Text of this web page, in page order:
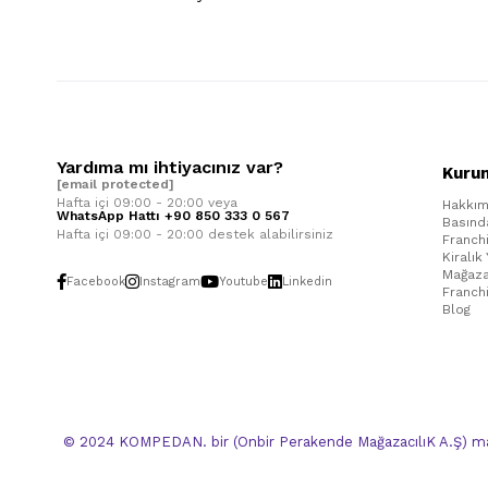
Yardıma mı ihtiyacınız var?
[email protected]
Hafta içi 09:00 - 20:00 veya
WhatsApp Hattı +90 850 333 0 567
Hafta içi 09:00 - 20:00 destek alabilirsiniz
Facebook Instagram Youtube Linkedin
Kiralık
Blog
© 2024 KOMPEDAN. bir (Onbir Perakende MağazacılıK A.Ş)